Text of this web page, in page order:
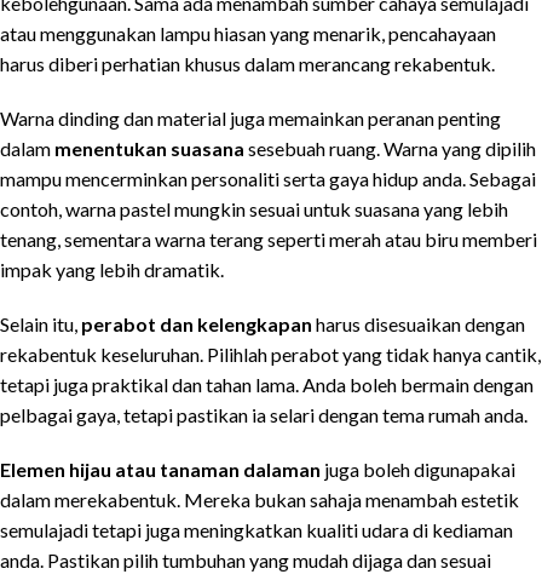
atau menggunakan lampu hiasan yang menarik, pencahayaan
harus diberi perhatian khusus dalam merancang rekabentuk.
Warna dinding dan material juga memainkan peranan penting
dalam menentukan suasana sesebuah ruang. Warna yang dipilih
mampu mencerminkan personaliti serta gaya hidup anda. Sebagai
contoh, warna pastel mungkin sesuai untuk suasana yang lebih
tenang, sementara warna terang seperti merah atau biru memberi
impak yang lebih dramatik.
Selain itu, perabot dan kelengkapan harus disesuaikan dengan
rekabentuk keseluruhan. Pilihlah perabot yang tidak hanya cantik,
tetapi juga praktikal dan tahan lama. Anda boleh bermain dengan
pelbagai gaya, tetapi pastikan ia selari dengan tema rumah anda.
Elemen hijau atau tanaman dalaman juga boleh digunapakai
dalam merekabentuk. Mereka bukan sahaja menambah estetik
semulajadi tetapi juga meningkatkan kualiti udara di kediaman
anda. Pastikan pilih tumbuhan yang mudah dijaga dan sesuai